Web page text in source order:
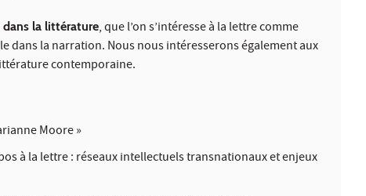
dans la littérature, que l’on s’intéresse à la lettre comme
dans la narration. Nous nous intéresserons également aux
contemporaine.
Moore »
à la lettre : réseaux intellectuels transnationaux et enjeux